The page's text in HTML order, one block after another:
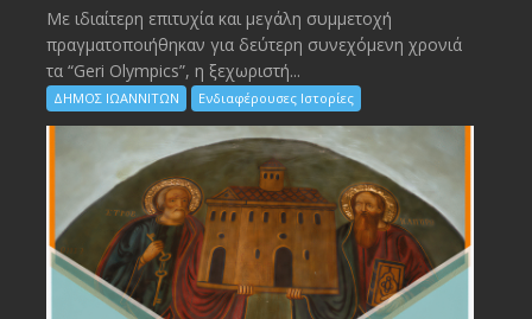
Με ιδιαίτερη επιτυχία και μεγάλη συμμετοχή
πραγματοποιήθηκαν για δεύτερη συνεχόμενη χρονιά
τα “Geri Olympics”, η ξεχωριστή...
ΔΗΜΟΣ ΙΩΑΝΝΙΤΩΝ Ενδιαφέρουσες Ιστορίες